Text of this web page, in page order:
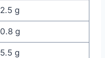
2.5 g
0.8 g
5.5 g